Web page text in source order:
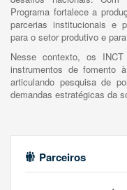
Programa fortalece a
parcerias institucionais e
para o setor produtivo e
Nesse contexto, os
instrumentos de fomento
articulando pesquisa de
demandas estratégicas da
Parceiros